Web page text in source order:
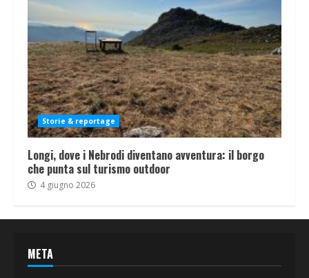
Storie & reportage
Longi, dove i Nebrodi diventano avventura: il borgo
che punta sul turismo outdoor
4 giugno 2026
META